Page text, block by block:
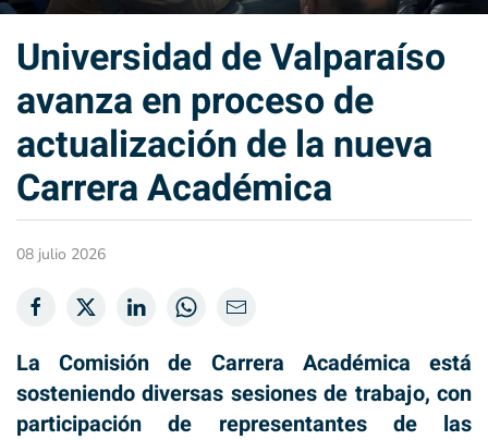
Universidad de Valparaíso
avanza en proceso de
actualización de la nueva
Carrera Académica
08 julio 2026
La Comisión de Carrera Académica está
sosteniendo diversas sesiones de trabajo, con
participación de representantes de las